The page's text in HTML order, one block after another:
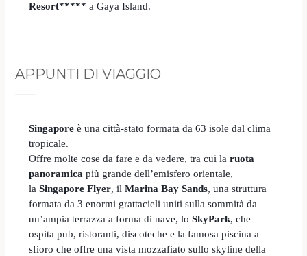
Resort***** a Gaya Island.
APPUNTI DI VIAGGIO
Singapore è una città-stato formata da 63 isole dal clima
tropicale.
Offre molte cose da fare e da vedere, tra cui laruota
panoramica più grande dell’emisfero orientale,
laSingapore Flyer, il Marina Bay Sands, una struttura
formata da 3 enormi grattacieli uniti sulla sommità da
un’ampia terrazza a forma di nave, loSkyPark, che
ospita pub, ristoranti, discoteche e la famosa piscina a
sfioro che offre una vista mozzafiato sullo skyline della